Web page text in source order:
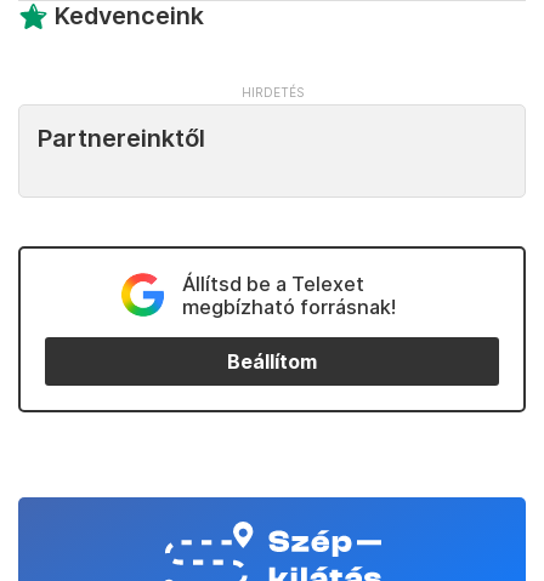
Kedvenceink
Partnereinktől
Állítsd be a Telexet
megbízható forrásnak!
Beállítom